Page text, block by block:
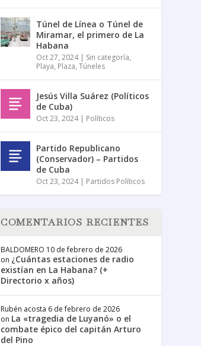
Túnel de Línea o Túnel de
Miramar, el primero de La
Habana
Oct 27, 2024| Sin categoría,
Playa, Plaza,Túneles
Jesús Villa Suárez (Políticos
de Cuba)
Oct 23, 2024| Políticos
Partido Republicano
(Conservador) – Partidos
de Cuba
Oct 23, 2024| Partidos Políticos
COMENTARIOS RECIENTES
BALDOMERO 10 de febrero de 2026
on ¿Cuántas estaciones de radio
existían en La Habana? (+
Directorio x años)
Rubén acosta 6 de febrero de 2026
on La «tragedia de Luyanó» o el
combate épico del capitán Arturo
del Pino